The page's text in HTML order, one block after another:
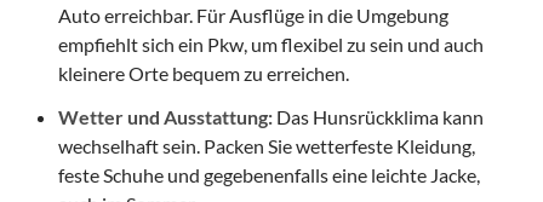
Auto erreichbar. Für Ausflüge in die Umgebung
empfiehlt sich ein Pkw, um flexibel zu sein und auch
kleinere Orte bequem zu erreichen.
Wetter und Ausstattung: Das Hunsrückklima kann
wechselhaft sein. Packen Sie wetterfeste Kleidung,
feste Schuhe und gegebenenfalls eine leichte Jacke,